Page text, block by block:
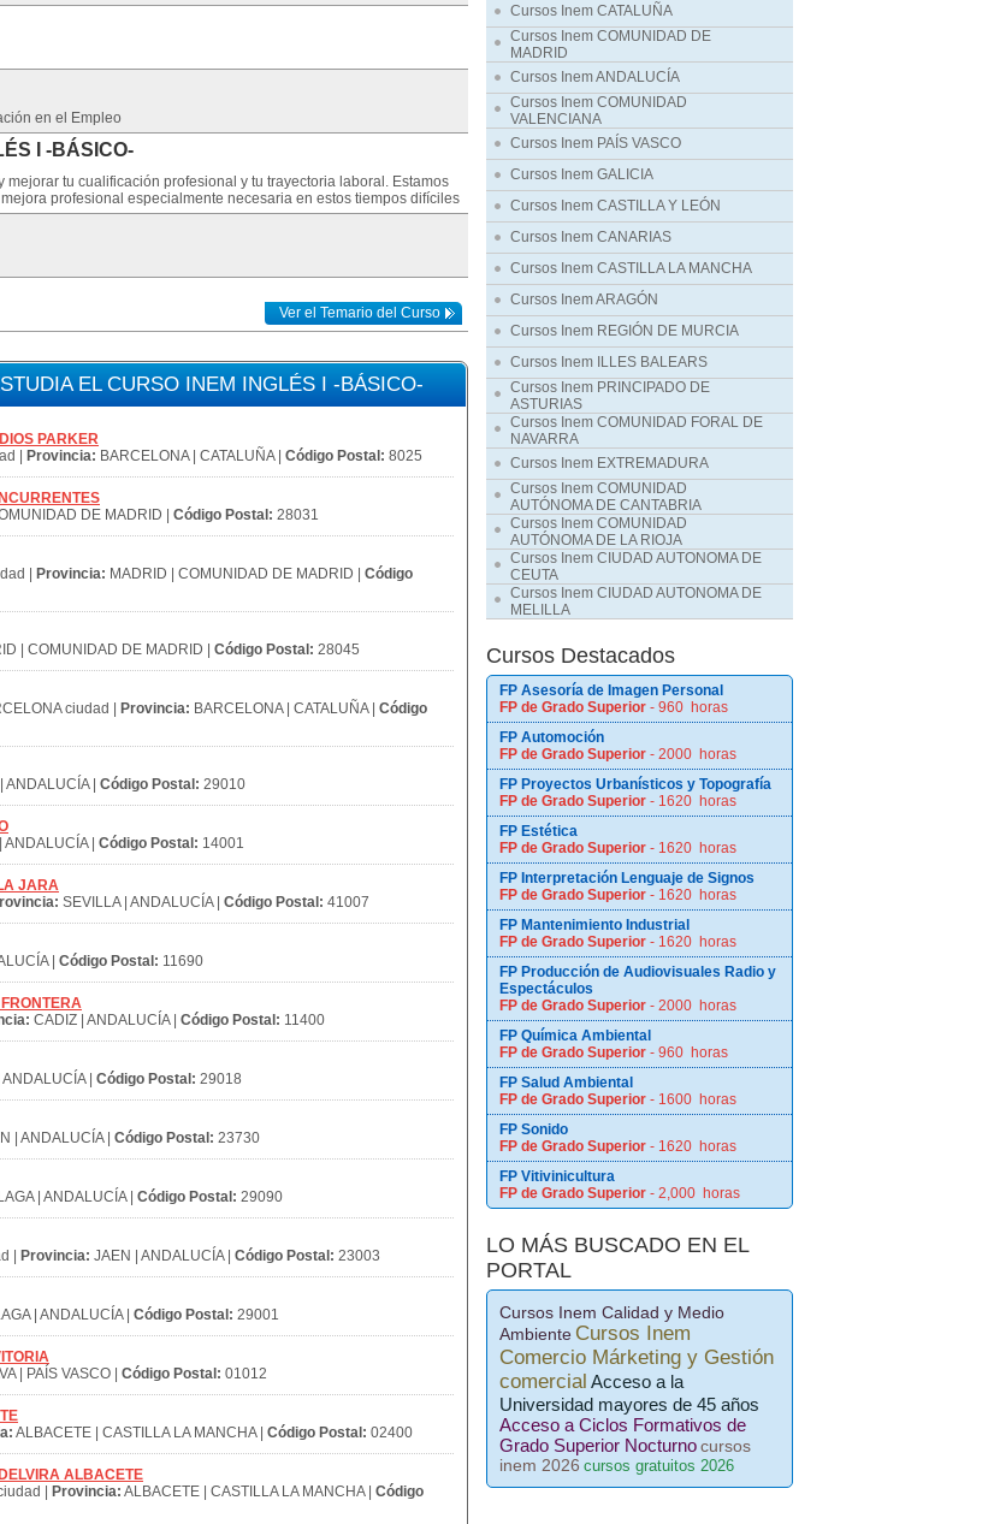
en el Empleo
I -BÁSICO-
mejorar tu cualificación profesional y tu trayectoria laboral. Estamos
profesional especialmente necesaria en estos tiempos difíciles
Ver el Temario del Curso
EL CURSO INEM INGLÉS I -BÁSICO-
PARKER
| Provincia: BARCELONA | CATALUÑA | Código Postal: 8025
DE MADRID | Código Postal: 28031
| Provincia: MADRID | COMUNIDAD DE MADRID | Código
| COMUNIDAD DE MADRID | Código Postal: 28045
ciudad | Provincia: BARCELONA | CATALUÑA | Código
ANDALUCÍA | Código Postal: 29010
| Código Postal: 14001
JARA
SEVILLA | ANDALUCÍA | Código Postal: 41007
| Código Postal: 11690
CADIZ | ANDALUCÍA | Código Postal: 11400
| Código Postal: 29018
| ANDALUCÍA | Código Postal: 23730
| ANDALUCÍA | Código Postal: 29090
| Provincia: JAEN | ANDALUCÍA | Código Postal: 23003
| ANDALUCÍA | Código Postal: 29001
| PAÍS VASCO | Código Postal: 01012
ALBACETE | CASTILLA LA MANCHA | Código Postal: 02400
ALBACETE
| Provincia: ALBACETE | CASTILLA LA MANCHA | Código
Cursos Inem CATALUÑA
Cursos Inem COMUNIDAD DE
MADRID
Cursos Inem ANDALUCÍA
Cursos Inem COMUNIDAD
VALENCIANA
Cursos Inem PAÍS VASCO
Cursos Inem GALICIA
Cursos Inem CASTILLA Y LEÓN
Cursos Inem CANARIAS
Cursos Inem CASTILLA LA MANCHA
Cursos Inem ARAGÓN
Cursos Inem REGIÓN DE MURCIA
Cursos Inem ILLES BALEARS
Cursos Inem PRINCIPADO DE
ASTURIAS
Cursos Inem COMUNIDAD FORAL DE
NAVARRA
Cursos Inem EXTREMADURA
Cursos Inem COMUNIDAD
AUTÓNOMA DE CANTABRIA
Cursos Inem COMUNIDAD
AUTÓNOMA DE LA RIOJA
Cursos Inem CIUDAD AUTONOMA DE
CEUTA
Cursos Inem CIUDAD AUTONOMA DE
MELILLA
Cursos Destacados
FP Asesoría de Imagen Personal
FP de Grado Superior - 960 horas
FP Automoción
FP de Grado Superior - 2000 horas
FP Proyectos Urbanísticos y Topografía
FP de Grado Superior - 1620 horas
FP Estética
FP de Grado Superior - 1620 horas
FP Interpretación Lenguaje de Signos
FP de Grado Superior - 1620 horas
FP Mantenimiento Industrial
FP de Grado Superior - 1620 horas
FP Producción de Audiovisuales Radio y
Espectáculos
FP de Grado Superior - 2000 horas
FP Química Ambiental
FP de Grado Superior - 960 horas
FP Salud Ambiental
FP de Grado Superior - 1600 horas
FP Sonido
FP de Grado Superior - 1620 horas
FP Vitivinicultura
FP de Grado Superior - 2,000 horas
LO MÁS BUSCADO EN EL
PORTAL
Cursos Inem Calidad y Medio
Ambiente Cursos Inem
Comercio Márketing y Gestión
comercial Acceso a la
Universidad mayores de 45 años
Acceso a Ciclos Formativos de
Grado Superior Nocturnocursos
inem 2026 cursos gratuitos 2026